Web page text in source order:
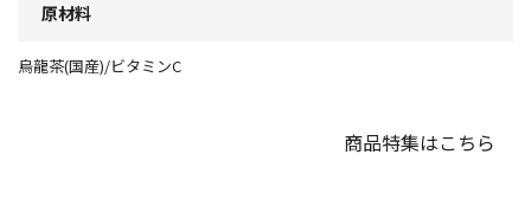
原材料
烏龍茶(国産)/ビタミンC
商品特集はこちら